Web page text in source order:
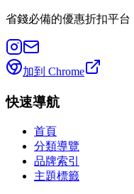
省錢必備的優惠折扣平台
加到 Chrome
快速導航
首頁
分類導覽
品牌索引
主題標籤